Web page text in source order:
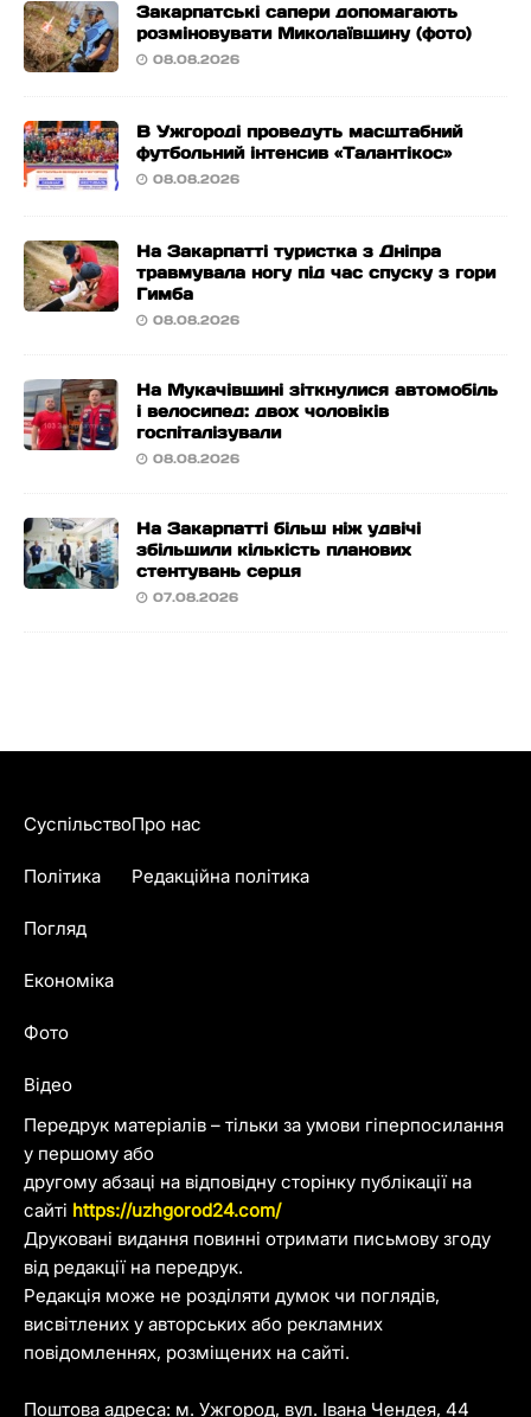
Закарпатські сапери допомагають
розміновувати Миколаївщину (фото)
08.08.2026
В Ужгороді проведуть масштабний
футбольний інтенсив «Талантікос»
08.08.2026
На Закарпатті туристка з Дніпра
травмувала ногу під час спуску з гори
Гимба
08.08.2026
На Мукачівщині зіткнулися автомобіль
і велосипед: двох чоловіків
госпіталізували
08.08.2026
На Закарпатті більш ніж удвічі
збільшили кількість планових
стентувань серця
07.08.2026
Передрук матеріалів – тільки за умови гіперпосилання
у першому або
другому абзаці на відповідну сторінку публікації на
сайті https://uzhgorod24.com/
Друковані видання повинні отримати письмову згоду
від редакції на передрук.
Редакція може не розділяти думок чи поглядів,
висвітлених у авторських або рекламних
повідомленнях, розміщених на сайті.
Поштова адреса: м. Ужгород, вул. Івана Чендея, 44
Суспільство
Політика
Погляд
Економіка
Фото
Відео
Про нас
Редакційна політика